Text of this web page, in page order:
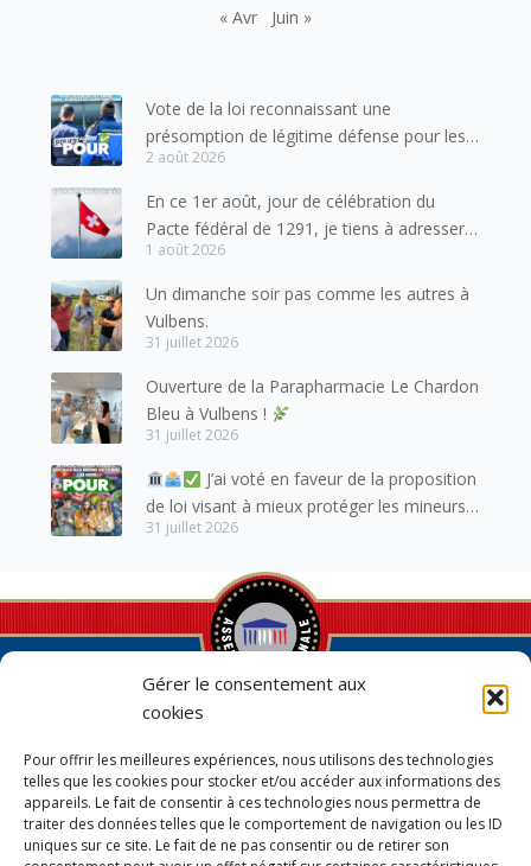
Gérer le consentement aux
cookies
Pour offrir les meilleures expériences, nous utilisons des technologies
telles que les cookies pour stocker et/ou accéder aux informations des
appareils. Le fait de consentir à ces technologies nous permettra de
traiter des données telles que le comportement de navigation ou les ID
uniques sur ce site. Le fait de ne pas consentir ou de retirer son
« Avr Juin »
Vote de la loi reconnaissant une
présomption de légitime défense pour les
forces de l’ordre
2 août 2026
En ce 1er août, jour de célébration du
Pacte fédéral de 1291, je tiens à adresser
mes meilleures salutations à nos voisins et
amis suisses, et plus particulièrement aux
habitants du bassin genevois et de l’arc
lémanique, avec lesquels la Haute-Savoie
1 août 2026
Un dimanche soir pas comme les autres à
Vulbens.
31 juillet 2026
Ouverture de la Parapharmacie Le Chardon
Bleu à Vulbens !
31 juillet 2026
J’ai voté en faveur de la proposition
de loi visant à mieux protéger les mineurs
des risques liés à l’utilisation des réseaux
31 juillet 2026
Permanence parlementaire en
circonscription